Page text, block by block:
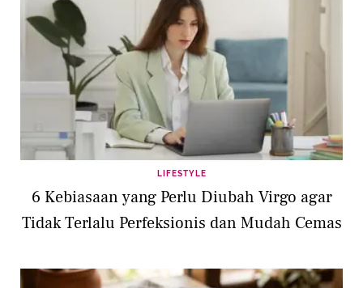
LIFESTYLE
6 Kebiasaan yang Perlu Diubah Virgo agar
Tidak Terlalu Perfeksionis dan Mudah Cemas